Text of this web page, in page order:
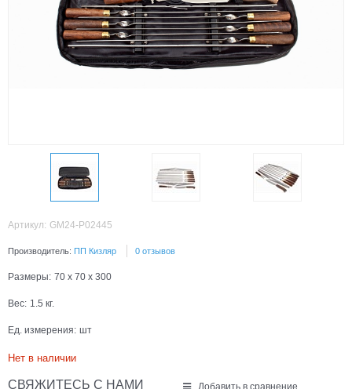
Артикул: GM24-P02445
Производитель: ПП Кизляр 0 отзывов
Размеры: 70 x 70 x 300
Вес: 1.5 кг.
Ед. измерения: шт
Нет в наличии
СВЯЖИТЕСЬ С НАМИ
Добавить в сравнение